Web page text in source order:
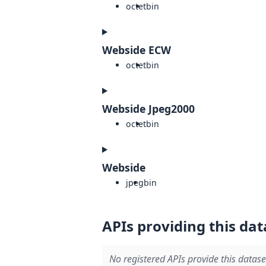
octetbin
Webside ECW
octetbin
Webside Jpeg2000
octetbin
Webside
jpegbin
APIs providing this
No registered APIs provide this